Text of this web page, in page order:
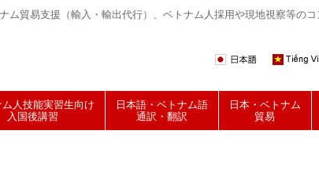
ム貿易支援（輸入・輸出代行）、ベトナム人採用や現地視察等の
人技能実習生向け
入国後講習
日本語・ベトナム語
通訳・翻訳
日本・ベトナム
貿易